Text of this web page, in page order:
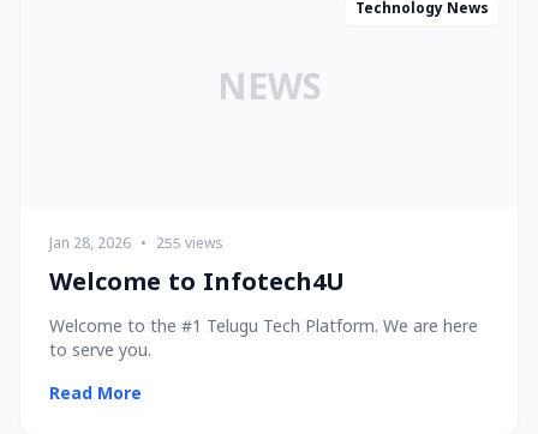
NEWS
Technology News
Jan 28, 2026 • 255 views
Welcome to Infotech4U
Welcome to the #1 Telugu Tech Platform. We are here
to serve you.
Read More